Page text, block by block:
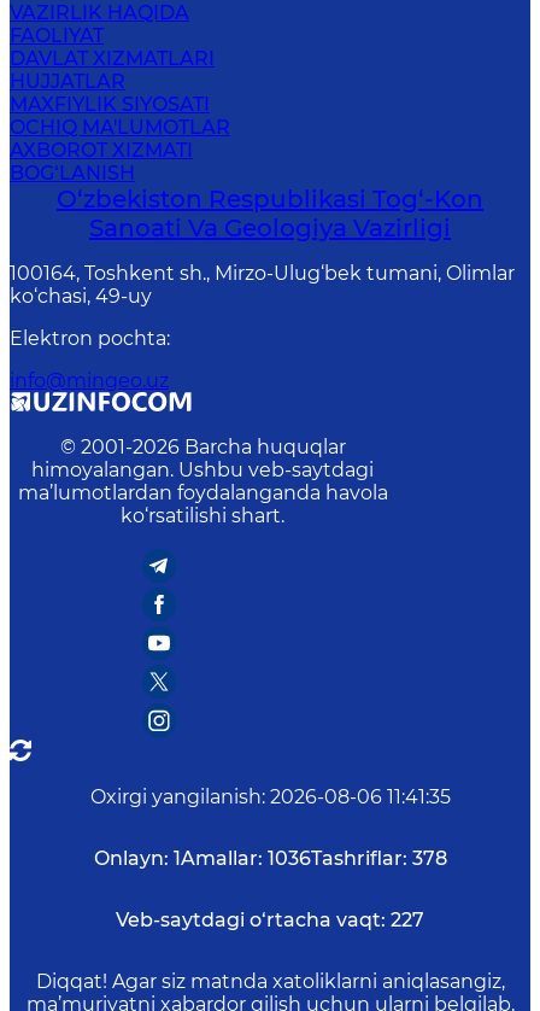
VAZIRLIK HAQIDA
FAOLIYAT
DAVLAT XIZMATLARI
HUJJATLAR
MAXFIYLIK SIYOSATI
OCHIQ MA'LUMOTLAR
AXBOROT XIZMATI
BOG‘LANISH
O‘zbekiston Respublikasi Tog‘-Kon
Sanoati Va Geologiya Vazirligi
100164, Toshkent sh., Mirzo-Ulug‘bek tumani, Olimlar
ko‘chasi, 49-uy
Elektron pochta:
info@mingeo.uz
© 2001-2026 Barcha huquqlar
himoyalangan. Ushbu veb-saytdagi
ma’lumotlardan foydalanganda havola
ko‘rsatilishi shart.
Oxirgi yangilanish: 2026-08-06 11:41:35
Onlayn: 1Amallar: 1036Tashriflar: 378
Veb-saytdagi o‘rtacha vaqt: 227
Diqqat! Agar siz matnda xatoliklarni aniqlasangiz,
ma’muriyatni xabardor qilish uchun ularni belgilab,